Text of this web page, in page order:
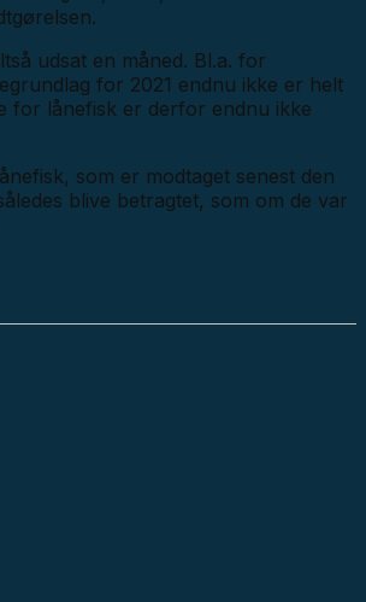
udsat en måned. Bl.a. for
for 2021 endnu ikke er helt
for lånefisk er derfor endnu ikke
som er modtaget senest den
blive betragtet, som om de var